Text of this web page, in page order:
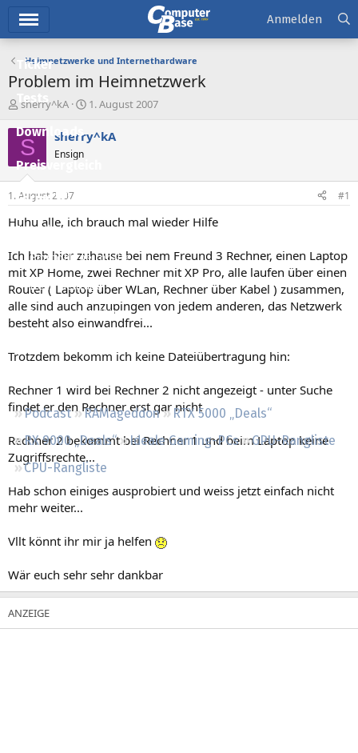
Ticker
Tests
Downloads
Preisvergleich
Forum
Aktuelles
Empfohlene Inhalte
Neue Beiträge
Neueste Aktivitäten
Podcast RAMageddon
RTX 5000 „Deals“
RX 9000 „Deals“
Ideale Gaming-PCs
GPU-Rangliste
CPU-Rangliste
Anmelden
Heimnetzwerke und Internethardware
Problem im Heimnetzwerk
E
s
t
e
l
e
r
sherry^kA
E
s
t
t
a
1. August 2007
S sherry^kA
Ensign
1. August 2007 #1
Huhu alle, ich brauch mal wieder Hilfe
Ich hab hier zuhause bei nem Freund 3 Rechner, einen Laptop
mit XP Home, zwei Rechner mit XP Pro, alle laufen über einen
Router ( Laptop über WLan, Rechner über Kabel ) zusammen,
alle sind auch anzupingen von jedem anderen, das Netzwerk
besteht also einwandfrei...
Trotzdem bekomm ich keine Dateiübertragung hin:
Rechner 1 wird bei Rechner 2 nicht angezeigt - unter Suche
findet er den Rechner erst gar nicht
Rechner 2 bekommt bei Rechner 1 und beim Laptop keine
Zugriffsrechte...
Hab schon einiges ausprobiert und weiss jetzt einfach nicht
mehr weiter...
Vllt könnt ihr mir ja helfen
Wär euch sehr sehr dankbar